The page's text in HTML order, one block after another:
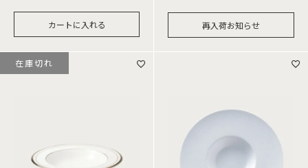
カートに入れる 再入荷お知らせ
在庫切れ